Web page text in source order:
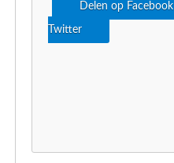
Delen op Facebook
Twitter